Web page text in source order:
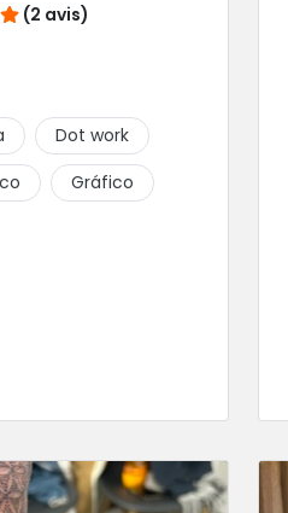
(2 avis)
Dot work
Gráfico